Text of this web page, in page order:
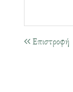
Επιστροφή